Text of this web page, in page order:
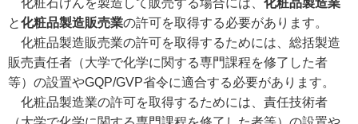
と化粧品製造販売業の許可を取得する必要があります。
化粧品製造販売業の許可を取得するためには、総括製造
販売責任者（大学で化学に関する専門課程を修了した者
等）の設置やGQP/GVP省令に適合する必要があります。
化粧品製造業の許可を取得するためには、責任技術者